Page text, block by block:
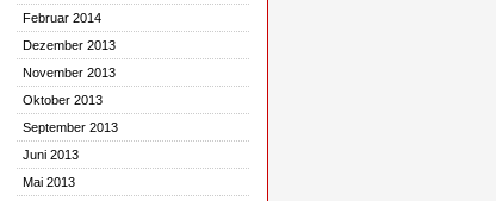
Februar 2014
Dezember 2013
November 2013
Oktober 2013
September 2013
Juni 2013
Mai 2013